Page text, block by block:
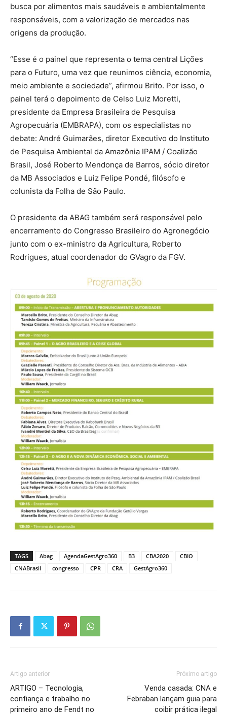
busca por alimentos mais saudáveis e ambientalmente
responsáveis, com a valorização de mercados nas
origens da produção.
“Esse é o painel que representa o tema central Lições
para o Futuro, uma vez que reunimos ciência, economia,
meio ambiente e sociedade”, afirmou Brito. Por isso, o
painel terá o depoimento de Celso Luiz Moretti,
presidente da Empresa Brasileira de Pesquisa
Agropecuária (EMBRAPA), com os especialistas no
debate: André Guimarães, diretor Executivo do Instituto
de Pesquisa Ambiental da Amazônia IPAM / Coalizão
Brasil, José Roberto Mendonça de Barros, sócio diretor
da MB Associados e Luiz Felipe Pondé, filósofo e
colunista da Folha de São Paulo.
O presidente da ABAG também será responsável pelo
encerramento do Congresso Brasileiro do Agronegócio
junto com o ex-ministro da Agricultura, Roberto
Rodrigues, atual coordenador do GVagro da FGV.
TAGS Abag AgendaGestAgro360 B3 CBA2020
CBIO
CNABrasil
congresso CPR CRA GestAgro360
Artigo anterior
ARTIGO – Tecnologia,
confiança e trabalho no
primeiro ano de Fendt no
Próximo artigo
Venda casada: CNA e
Febraban lançam guia para
coibir prática ilegal